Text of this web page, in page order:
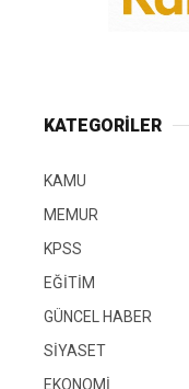
KATEGORİLER
KAMU
MEMUR
KPSS
EĞİTİM
GÜNCEL HABER
SİYASET
EKONOMİ